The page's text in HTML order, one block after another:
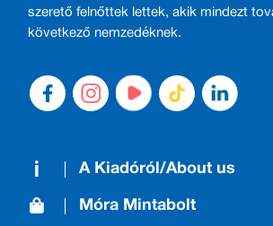
szerető felnőttek lettek, akik mindezt
következő nemzedéknek.
A Kiadóról/About us
Móra Mintabolt